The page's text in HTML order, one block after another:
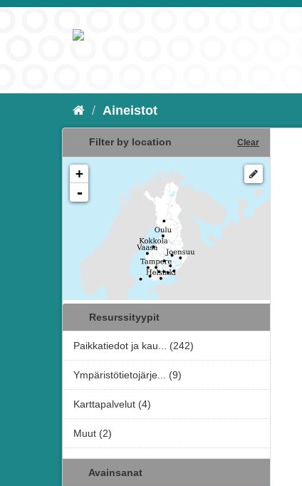
Aineistot
Filter by location Clear
+
-
Resurssityypit
Paikkatiedot ja kau... (242)
Ympäristötietojärje... (9)
Karttapalvelut (4)
Muut (2)
Avainsanat